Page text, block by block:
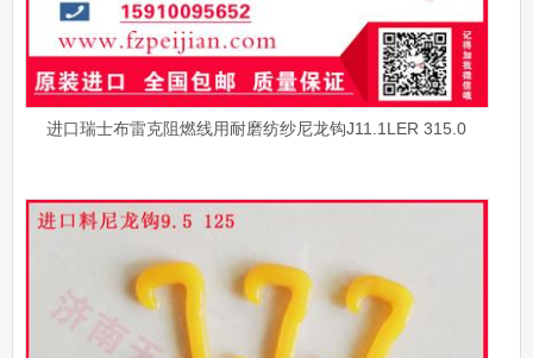
进口瑞士布雷克阻燃线用耐磨纺纱尼龙钩J11.1LER 315.0